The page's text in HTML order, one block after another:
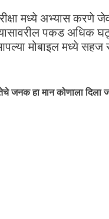
मध्ये अभ्यास
पकड अधिक
मोबाइल मध्ये
जनक हा मान कोणाला दिला